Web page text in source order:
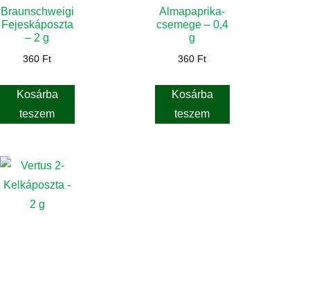
Braunschweigi
Fejeskáposzta
– 2 g
360 Ft
Kosárba
teszem
Almapaprika-
csemege – 0,4
g
360 Ft
Kosárba
teszem